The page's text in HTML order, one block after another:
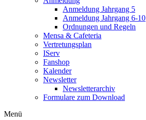
Anmeldung Jahrgang 5
Anmeldung Jahrgang 6-10
Ordnungen und Regeln
Mensa & Cafeteria
Vertretungsplan
IServ
Fanshop
Kalender
Newsletter
Newsletterarchiv
Formulare zum Download
Menü